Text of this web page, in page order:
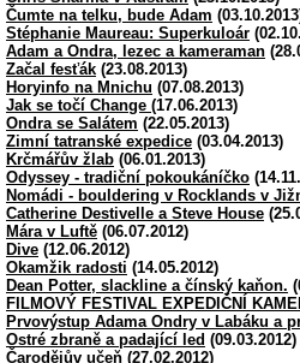
Čumte na telku, bude Adam
Stéphanie Maureau: Superkuloár
Adam a Ondra, lezec a kameraman
Začal fesťák (23.08.2013)
Horyinfo na Mnichu (07.08.2013)
Jak se točí Change (17.06.2013)
Ondra se Salátem (22.05.2013)
Zimní tatranské expedice (03.04.2013)
Krčmářův žlab (06.01.2013)
Odyssey - tradiční pokoukáníčko
Nomádi - bouldering v Rocklands v
Catherine Destivelle a Steve House
Mára v Luftě (06.07.2012)
Dive (12.06.2012)
Okamžik radosti (14.05.2012)
Dean Potter, slackline a čínský kaňon.
FILMOVÝ FESTIVAL EXPEDIČNÍ
Prvovýstup Adama Ondry v Labáku a
Ostré zbraně a padající led (09.03.2012)
Čarodějův učeň (27.02.2012)